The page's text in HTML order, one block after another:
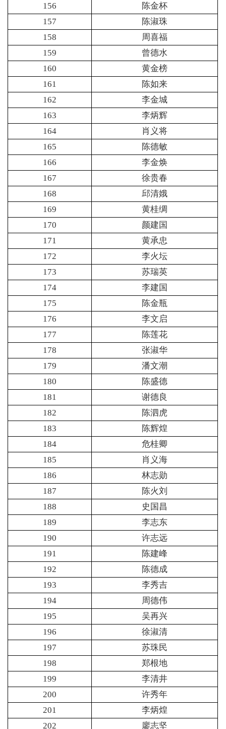
156
陈金杯
157
陈淑珠
158
周喜福
159
曾德水
160
黄金榜
161
陈如来
162
李金城
163
李炳辉
164
肖义将
165
陈德敏
166
李金焕
167
徐贵春
168
邱清娥
169
黄桂绸
170
颜建国
171
黄承忠
172
李火坛
173
苏瑞英
174
李建国
175
陈金瓶
176
李文启
177
陈莲花
178
张淑华
179
潘文潮
180
陈盛德
181
谢德良
182
陈泗虎
183
陈辉煌
184
危桂卿
185
肖义海
186
林志勋
187
陈火刘
188
史国昌
189
李志东
190
许志远
191
陈建峰
192
陈德成
193
李秀吉
194
周德伟
195
吴再兴
196
徐淑清
197
苏珠民
198
郑根地
199
李清井
200
许秀年
201
李炳煌
202
廖志坚